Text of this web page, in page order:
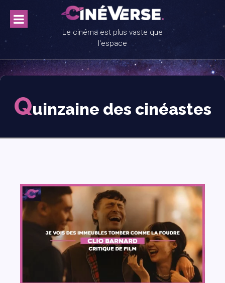
content
Le cinéma est plus vaste que
l'espace
Quinzaine des cinéastes